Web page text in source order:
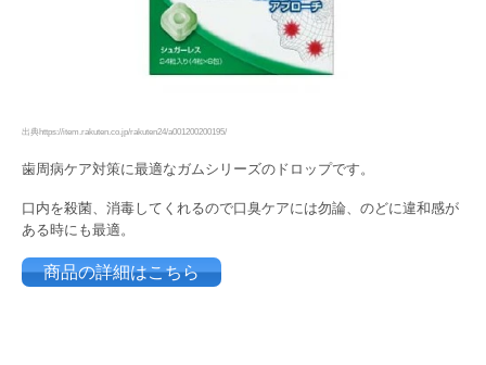
出典https://item.rakuten.co.jp/rakuten24/a001200200195/
歯周病ケア対策に最適なガムシリーズのドロップです。
口内を殺菌、消毒してくれるので口臭ケアには勿論、のどに違和感が
ある時にも最適。
商品の詳細はこちら